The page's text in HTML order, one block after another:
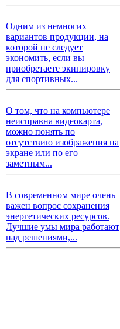
Одним из немногих
вариантов продукции, на
которой не следует
экономить, если вы
приобретаете экипировку
для спортивных...
О том, что на компьютере
неисправна видеокарта,
можно понять по
отсутствию изображения на
экране или по его
заметным...
В современном мире очень
важен вопрос сохранения
энергетических ресурсов.
Лучшие умы мира работают
над решениями,...